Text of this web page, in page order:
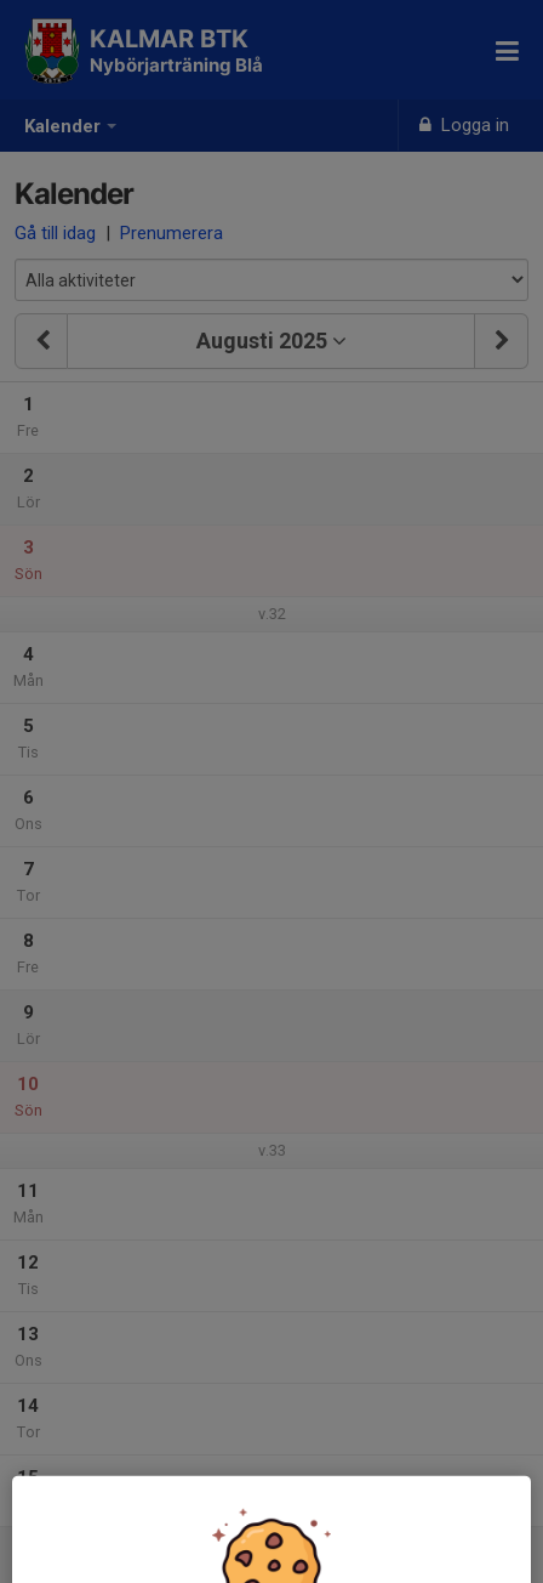
Kalender Logga in
KALMAR BTK
Nybörjarträning Blå
Kalender
Gå till idag | Prenumerera
Augusti 2025
1
Fre
2
Lör
3
Sön
v.32
4
Mån
5
Tis
6
Ons
7
Tor
8
Fre
9
Lör
10
Sön
v.33
11
Mån
12
Tis
13
Ons
14
Tor
15